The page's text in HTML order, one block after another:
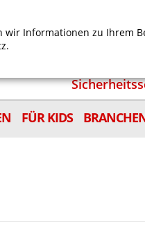
FÜR KIDS
Informationen zu Ihrem